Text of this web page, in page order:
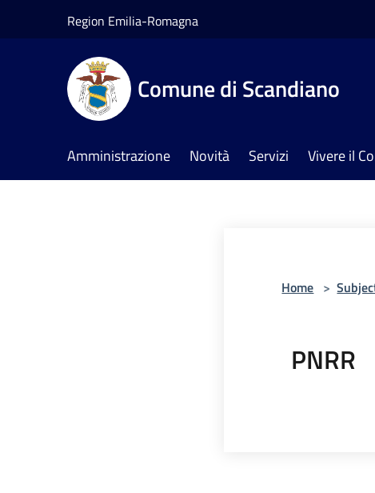
Region Emilia-Romagna
Comune di Scandiano
Amministrazione Novità Servizi Vivere il
Home >
PNRR